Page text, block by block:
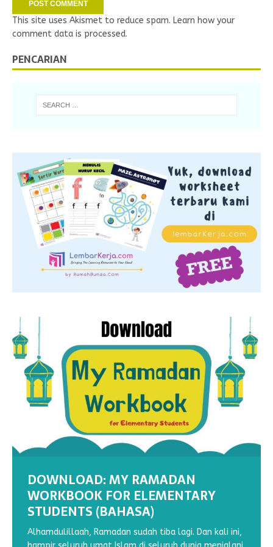
This site uses Akismet to reduce spam. Learn how your
comment data is processed.
PENCARIAN
DOWNLOAD: MY RAMADAN
WORKBOOK FOR ELEMENTARY
STUDENTS (BAHASA)
Alhamdulillaah, Ramadan sudah tiba lagi. Dan kali ini,
DOWNLOAD : MY RAMADHAN
WORKBOOK VOL 2
DOWNLOAD : MY RAMADHAN
WORKBOOK VOL 1
WORKSHEETS: MENEBALKAN GARIS
(1)
WORKSHEET : MENULIS HURUF
TEGAK BERSAMBUNG N